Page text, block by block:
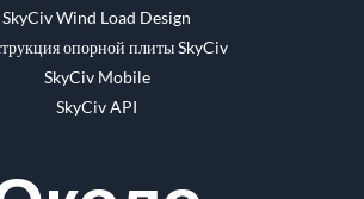
SkyCiv Wind Load Design
опорной плиты SkyCiv
SkyCiv Mobile
SkyCiv API